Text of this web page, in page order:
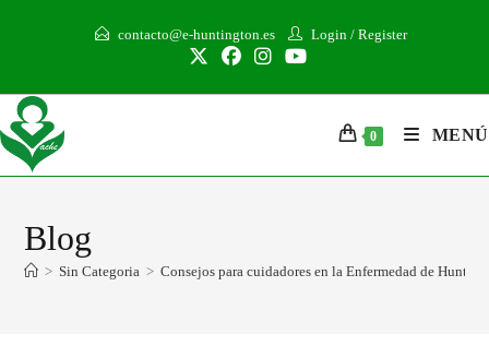
contacto@e-huntington.es Login / Register
0 MENÚ
Blog
> Sin Categoria > Consejos para cuidadores en la Enfermedad de